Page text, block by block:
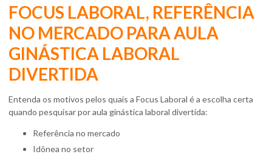
FOCUS LABORAL, REFERÊNCIA
NO MERCADO PARA AULA
GINÁSTICA LABORAL
DIVERTIDA
Entenda os motivos pelos quais a Focus Laboral é a escolha certa
quando pesquisar poraula ginástica laboral divertida:
referência no mercado
idônea no setor